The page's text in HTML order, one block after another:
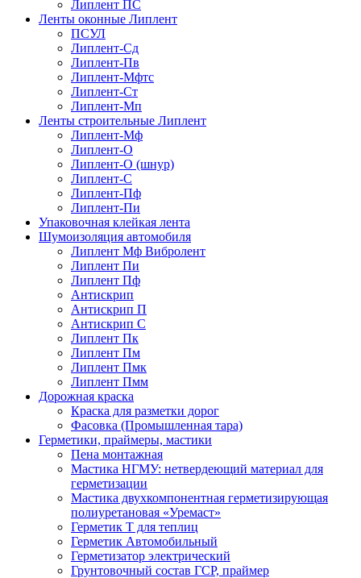
Липлент ПС
Ленты оконные Липлент
ПСУЛ
Липлент-Сд
Липлент-Пв
Липлент-Мфтс
Липлент-Ст
Липлент-Мп
Ленты строительные Липлент
Липлент-Мф
Липлент-О
Липлент-О (шнур)
Липлент-С
Липлент-Пф
Липлент-Пи
Упаковочная клейкая лента
Шумоизоляция автомобиля
Липлент Мф Вибролент
Липлент Пи
Липлент Пф
Антискрип
Антискрип П
Антискрип С
Липлент Пк
Липлент Пм
Липлент Пмк
Липлент Пмм
Дорожная краска
Краска для разметки дорог
Фасовка (Промышленная тара)
Герметики, праймеры, мастики
Пена монтажная
Мастика НГМУ: нетвердеющий материал для
герметизации
Мастика двухкомпонентная герметизирующая
полиуретановая «Уремаст»
Герметик Т для теплиц
Герметик Автомобильный
Герметизатор электрический
Грунтовочный состав ГСР, праймер